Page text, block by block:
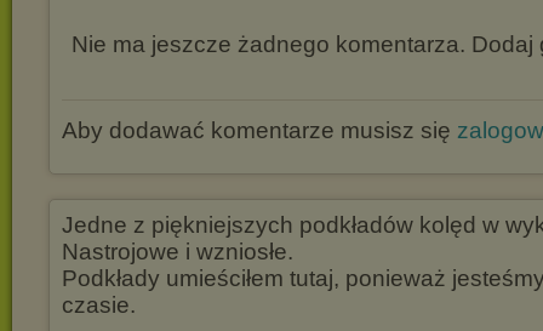
Nie ma jeszcze żadnego komentarza. Dodaj
Aby dodawać komentarze musisz się
Jedne z piękniejszych podkładów kolęd w
Nastrojowe i wzniosłe.
Podkłady umieściłem tutaj, ponieważ
czasie.